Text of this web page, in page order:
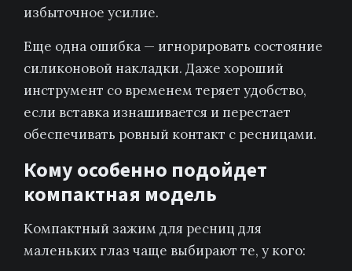
избыточное усилие.
Еще одна ошибка — игнорировать состояние
силиконовой накладки. Даже хороший
инструмент со временем теряет удобство,
если вставка изнашивается и перестает
обеспечивать ровный контакт с ресницами.
Кому особенно подойдет
компактная модель
Компактный зажим для ресниц для
маленьких глаз чаще выбирают те, у кого: